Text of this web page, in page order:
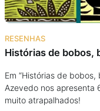
Na escola
Na família
Colunas
RESENHAS
Histórias de bobos,
Em “Histórias de
Azevedo nos apresenta
muito atrapalhados!